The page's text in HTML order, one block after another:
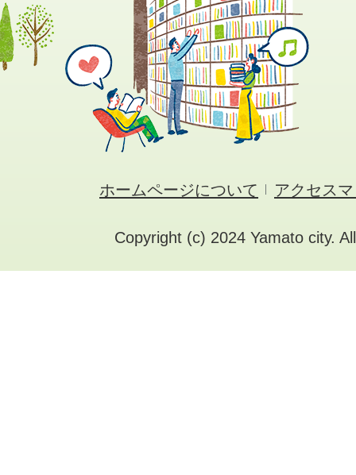
ホームページについて アクセス
Copyright (c) 2024 Yamato city.